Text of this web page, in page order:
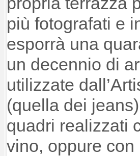
più fotografati e
esporrà una
un decennio di
utilizzate
(quella dei
quadri realizzati
vino, oppure